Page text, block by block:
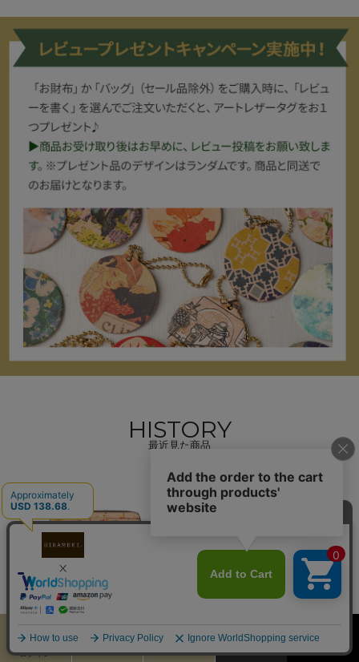
HISTORY
最近見た商品
アートヌメレザー｜ラウ
【ノイジーロンドン】
22,000円（税込）
ログイン